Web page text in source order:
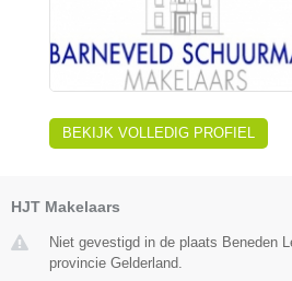
BEKIJK VOLLEDIG PROFIEL
HJT Makelaars
Niet gevestigd in de plaats Beneden
provincie Gelderland.